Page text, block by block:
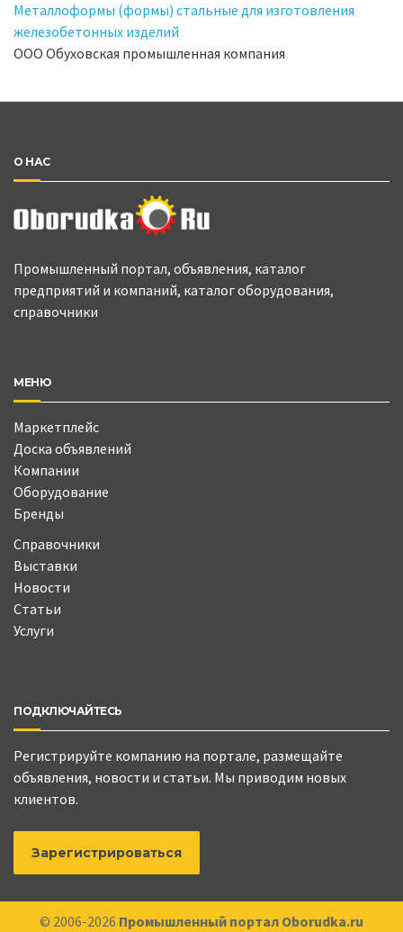
Металлоформы (формы) стальные для изготовления
железобетонных изделий
ООО Обуховская промышленная компания
О НАС
Промышленный портал, объявления, каталог
предприятий и компаний, каталог оборудования,
справочники
МЕНЮ
Маркетплейс
Доска объявлений
Компании
Оборудование
Бренды
Справочники
Выставки
Новости
Статьи
Услуги
ПОДКЛЮЧАЙТЕСЬ
Регистрируйте компанию на портале, размещайте
объявления, новости и статьи. Мы приводим новых
клиентов.
Зарегистрироваться
© 2006-2026 Промышленный портал Oborudka.ru